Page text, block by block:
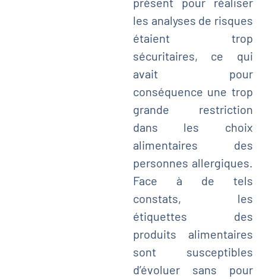
les analyses de risques
étaient trop
sécuritaires, ce qui
avait pour
conséquence une trop
grande restriction
dans les choix
alimentaires des
personnes allergiques.
Face à de tels
constats, les
étiquettes des
produits alimentaires
sont susceptibles
d’évoluer sans pour